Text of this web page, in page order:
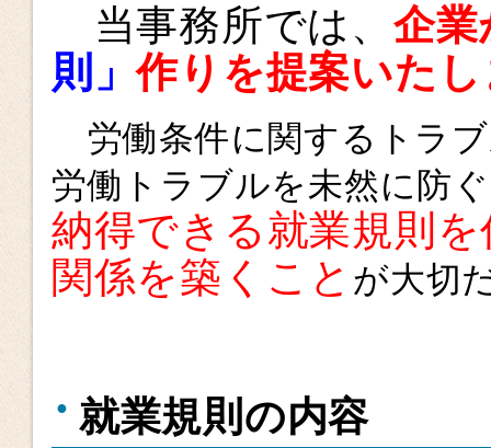
当事務所では、 企業
則」作り を提案いた
労働条件に関するトラ
労働トラブルを未然に防
納得できる就業規則
関係を築くこと が大切
就業規則の内容